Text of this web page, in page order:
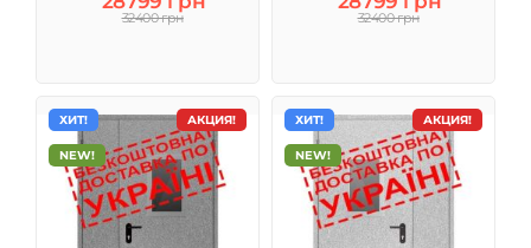
1350х2050 мм
32400 грн
мм
32400 грн
АКЦИЯ!
ХИТ!
NEW!
АКЦИЯ!
ХИТ!
NEW!